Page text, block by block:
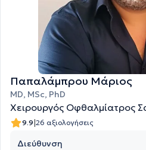
Παπαλάμπρου Μάριος
MD, MSc, PhD
Χειρουργός Οφθαλμίατρος
9.9|26 αξιολογήσεις
Διεύθυνση